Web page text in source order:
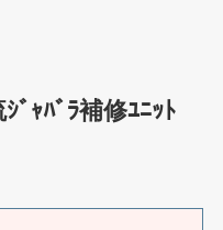
ﾞｬﾊﾞﾗ補修ﾕﾆｯﾄ